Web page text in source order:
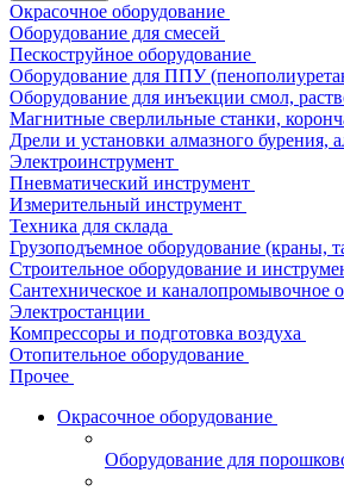
Окрасочное оборудование
Оборудование для смесей
Пескоструйное оборудование
Оборудование для ППУ
Оборудование для инъекции смол,
Магнитные сверлильные станки,
Дрели и установки алмазного бурения,
Электроинструмент
Пневматический инструмент
Измерительный инструмент
Техника для склада
Грузоподъемное оборудование (краны,
Строительное оборудование и
Сантехническое и каналопромывочное
Электростанции
Компрессоры и подготовка воздуха
Отопительное оборудование
Прочее
Окрасочное оборудование
Оборудование для